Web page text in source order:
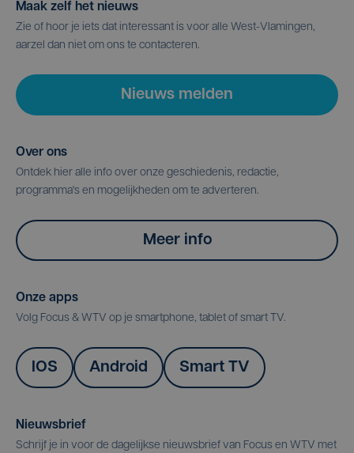
Maak zelf het nieuws
Zie of hoor je iets dat interessant is voor alle West-Vlamingen,
aarzel dan niet om ons te contacteren.
Nieuws melden
Over ons
Ontdek hier alle info over onze geschiedenis, redactie,
programma's en mogelijkheden om te adverteren.
Meer info
Onze apps
Volg Focus & WTV op je smartphone, tablet of smart TV.
IOS Android Smart TV
Nieuwsbrief
Schrijf je in voor de dagelijkse nieuwsbrief van Focus en WTV met